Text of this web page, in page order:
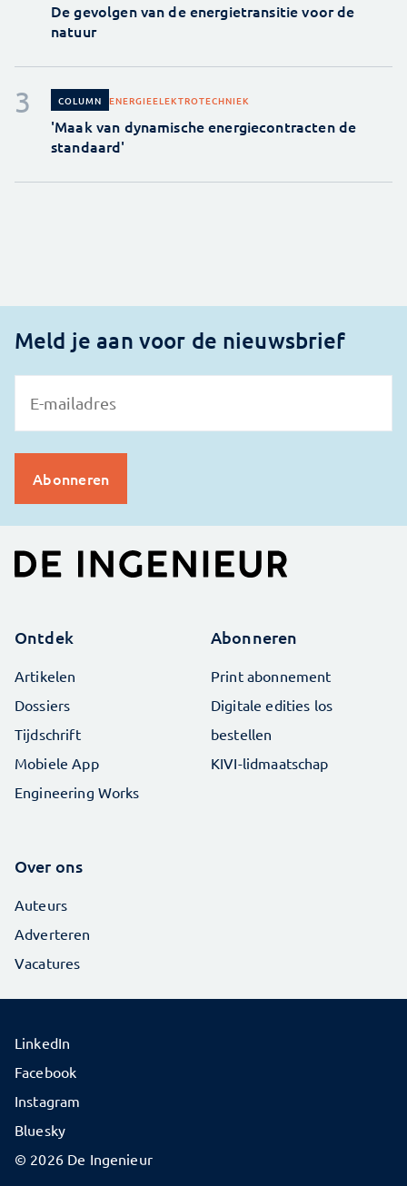
De gevolgen van de energietransitie voor de
natuur
COLUMN ENERGIEELEKTROTECHNIEK
'Maak van dynamische energiecontracten de
standaard'
Meld je aan voor de nieuwsbrief
Ontdek
Artikelen
Dossiers
Tijdschrift
Mobiele App
Engineering Works
Abonneren
Print abonnement
Digitale edities los
bestellen
KIVI-lidmaatschap
Over ons
Auteurs
Adverteren
Vacatures
© 2026 De Ingenieur
LinkedIn
Facebook
Instagram
Bluesky